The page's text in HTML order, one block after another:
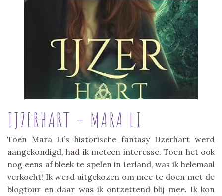
IJZERHART – MARA LI
Toen Mara Li’s historische fantasy IJzerhart werd
aangekondigd, had ik meteen interesse. Toen het ook
nog eens af bleek te spelen in Ierland, was ik helemaal
verkocht! Ik werd uitgekozen om mee te doen met de
blogtour en daar was ik ontzettend blij mee. Ik kon